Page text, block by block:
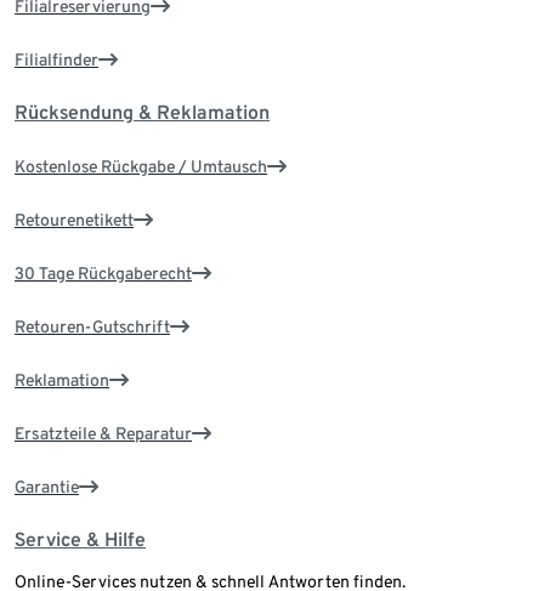
Filialreservierung
Filialfinder
Rücksendung & Reklamation
Kostenlose Rückgabe / Umtausch
Retourenetikett
30 Tage Rückgaberecht
Retouren-Gutschrift
Reklamation
Ersatzteile & Reparatur
Garantie
Service & Hilfe
Online-Services nutzen & schnell Antworten finden.